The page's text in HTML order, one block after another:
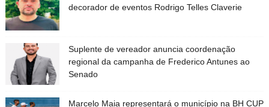
decorador de eventos Rodrigo Telles Claverie
Suplente de vereador anuncia coordenação
regional da campanha de Frederico Antunes ao
Senado
Marcelo Maia representará o município na BH CUP